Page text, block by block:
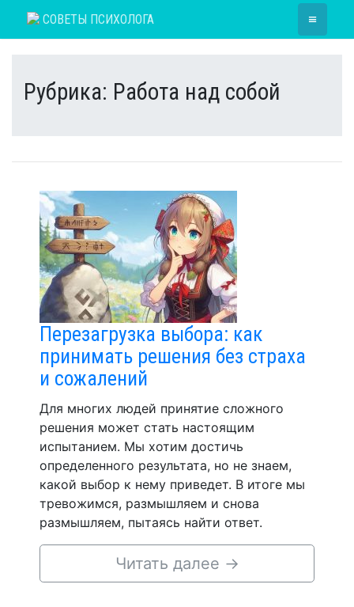
СОВЕТЫ ПСИХОЛОГА ≡
Рубрика: Работа над собой
Перезагрузка выбора: как
принимать решения без страха
и сожалений
Для многих людей принятие сложного
решения может стать настоящим
испытанием. Мы хотим достичь
определенного результата, но не знаем,
какой выбор к нему приведет. В итоге мы
тревожимся, размышляем и снова
размышляем, пытаясь найти ответ.
Читать далее →